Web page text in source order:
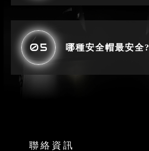
05 哪種安全帽最安全?